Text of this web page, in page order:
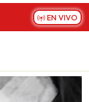
EN VIVO